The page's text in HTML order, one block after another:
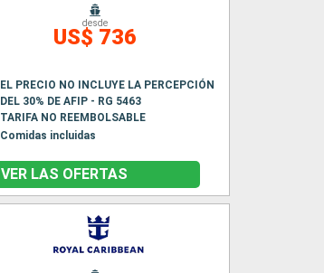
desde
US$ 736
EL PRECIO NO INCLUYE LA PERCEPCIÓN
DEL 30% DE AFIP - RG 5463
TARIFA NO REEMBOLSABLE
Comidas incluidas
VER LAS OFERTAS